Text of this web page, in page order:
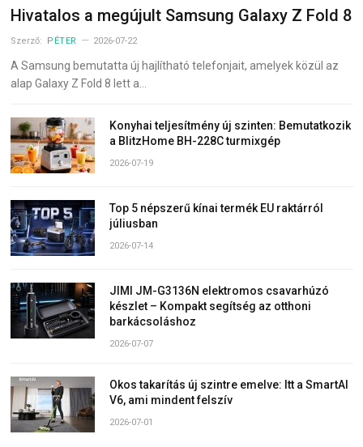
Hivatalos a megújult Samsung Galaxy Z Fold 8
Szerző: PÉTER 2026-07-22
A Samsung bemutatta új hajlítható telefonjait, amelyek közül az
alap Galaxy Z Fold 8 lett a…
Konyhai teljesítmény új szinten: Bemutatkozik
a BlitzHome BH-228C turmixgép
2026-07-19
Top 5 népszerű kínai termék EU raktárról
júliusban
2026-07-14
JIMI JM-G3136N elektromos csavarhúzó
készlet – Kompakt segítség az otthoni
barkácsoláshoz
2026-07-07
Okos takarítás új szintre emelve: Itt a SmartAI
V6, ami mindent felszív
2026-07-01